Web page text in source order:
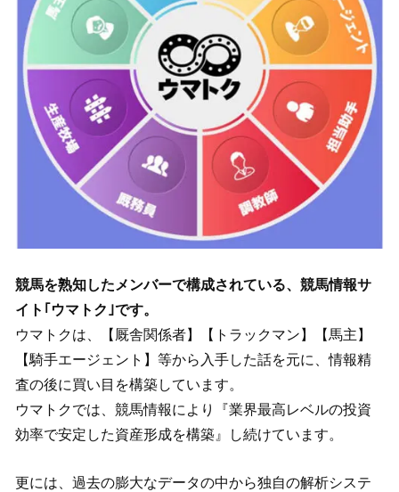
競馬を熟知したメンバーで構成されている、競馬情報サ
イト｢ウマトク｣です。
ウマトクは、【厩舎関係者】【トラックマン】【馬主】
【騎手エージェント】等から入手した話を元に、情報精
査の後に買い目を構築しています。
ウマトクでは、競馬情報により『業界最高レベルの投資
効率で安定した資産形成を構築』し続けています。
更には、過去の膨大なデータの中から独自の解析システ